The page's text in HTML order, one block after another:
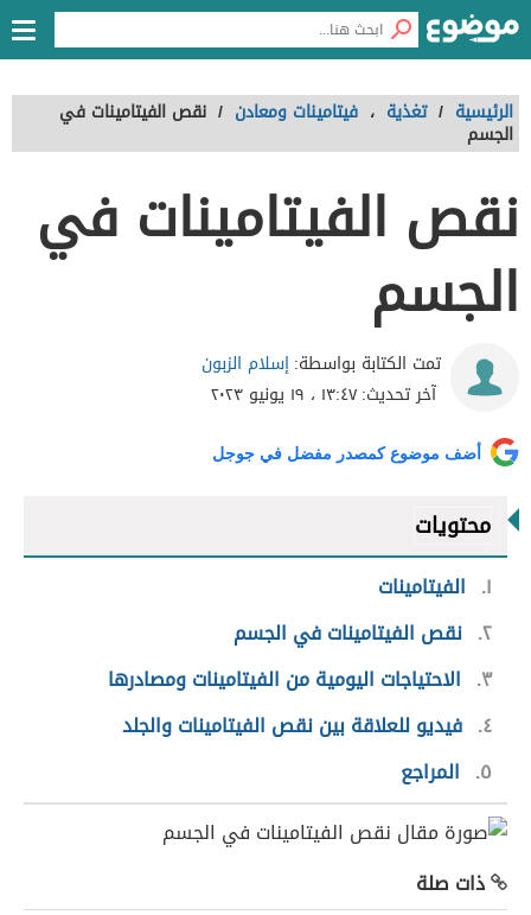
الرئيسية / تغذية ، فيتامينات ومعادن / نقص الفيتامينات في
الجسم
نقص الفيتامينات في
الجسم
تمت الكتابة بواسطة:إسلام الزبون
آخر تحديث:١٣:٤٧ ، ١٩ يونيو ٢٠٢٣
أضف موضوع كمصدر مفضل في جوجل
محتويات
١
الفيتامينات
٢ نقص الفيتامينات في الجسم
٣
الاحتياجات اليومية من الفيتامينات ومصادرها
٤ فيديو للعلاقة بين نقص الفيتامينات والجلد
٥
المراجع
ذات صلة